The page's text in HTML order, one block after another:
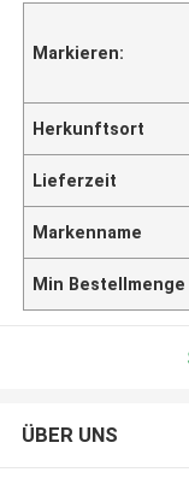
Markieren:
Herkunftsort
Lieferzeit
Markenname
Min Bestellmenge
ÜBER UNS